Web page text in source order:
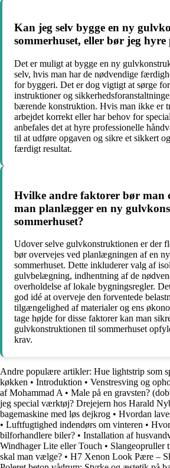
Kan jeg selv bygge en ny
sommerhuset, eller bør jeg hyre
Det er muligt at bygge en ny
selv, hvis man har de nødvendige
for byggeri. Det er dog vigtigt at sørge
instruktioner og
bærende konstruktion. Hvis man ikke er
arbejdet korrekt eller har behov for
anbefales det at hyre professionelle
til at udføre opgaven og sikre et sikkert
færdigt resultat.
Hvilke andre faktorer bør man
man planlægger en ny
sommerhuset?
Udover selve gulvkonstruktionen er der
bør overvejes ved planlægningen af en
sommerhuset. Dette inkluderer valg af
gulvbelægning, indhentning af de
overholdelse af lokale bygningsregler.
god idé at overveje den forventede
tilgængelighed af materialer og ens
tage højde for disse faktorer kan man
gulvkonstruktionen til sommerhuset
krav.
Andre populære artikler: Hue lightstrip som
køkken • Introduktion • Venstresving og
af Mohammad A• Male på en gravsten?
jeg special værktøj? Drejejern hos Harald
bagemaskine med løs dejkrog • Hvordan
• Luftfugtighed indendørs om vinteren •
bilforhandlere biler? • Installation af
Windhager Lite eller Touch • Slangeopruller
skal man vælge? • H7 Xenon Look Pære –